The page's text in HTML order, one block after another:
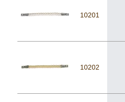
10201
10202